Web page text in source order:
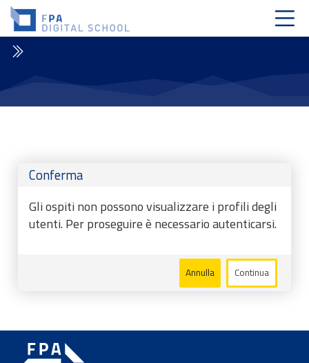
Skip to navigation
Skip to login form
Vai al contenuto principale
Skip to accessibility options
Skip to footer
Skip accessibility options
Conferma
Gli ospiti non possono visualizzare i profili degli
utenti. Per proseguire è necessario autenticarsi.
Annulla Continua